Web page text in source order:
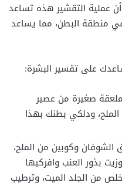
عملية التقشير هذه تساعد
منطقة البطن، مما يساعد
على تقسير البشرة:
صغيرة من عصير
ودلكي بطنك بهذا
وكوبين من الملح،
بذور العنب وافركيها
من الجلد الميت، وترطيب